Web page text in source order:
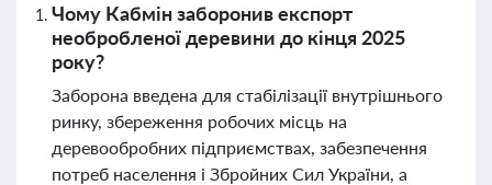
Чому Кабмін заборонив експорт
необробленої деревини до кінця 2025
року?
Заборона введена для стабілізації внутрішнього
ринку, збереження робочих місць на
деревообробних підприємствах, забезпечення
потреб населення і Збройних Сил України, а